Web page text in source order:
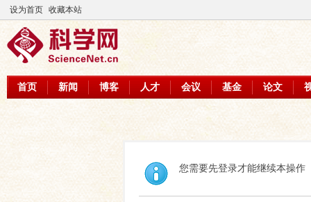
设为首页 收藏本站
首页 新闻 博客 人才 会议 基金 论文
您需要先登录才能继续本操作